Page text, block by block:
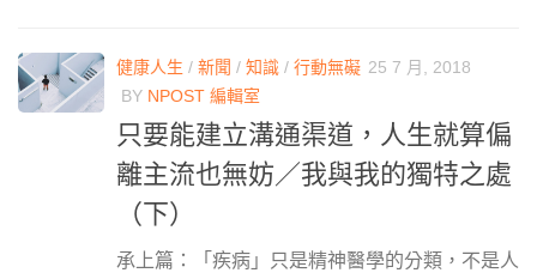
健康人生 / 新聞 / 知識 / 行動無礙 25 7 月, 2018
BY NPOST 編輯室
只要能建立溝通渠道，人生就算偏
離主流也無妨／我與我的獨特之處
（下）
承上篇：「疾病」只是精神醫學的分類，不是人